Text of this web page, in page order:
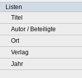
Listen
Titel
Autor / Beteiligte
Ort
Verlag
Jahr